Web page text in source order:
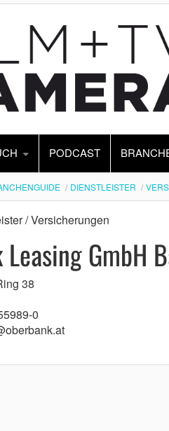
PODCAST
DIENSTLEISTER
/ Versicherungen
GmbH
38
0